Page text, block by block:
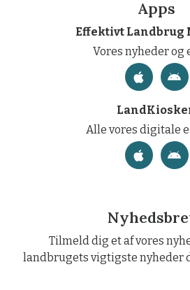
Apps
Effektivt Landbrug
Vores nyheder og
Alle vores digitale
Tilmeld dig et af vores
landbrugets vigtigste nyheder